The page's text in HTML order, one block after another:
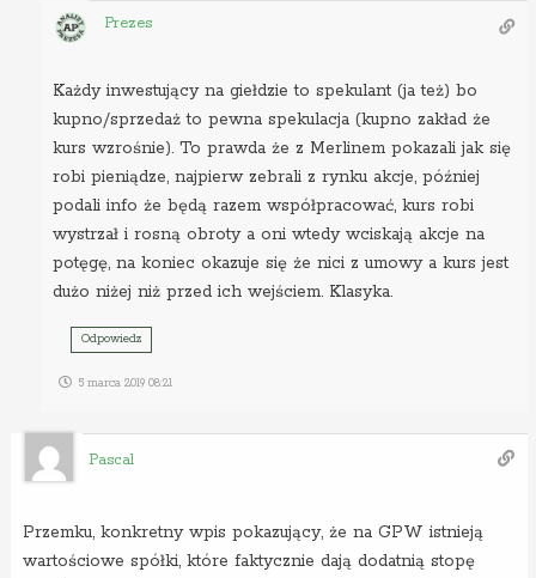
Prezes
Każdy inwestujący na giełdzie to spekulant (ja też) bo
kupno/sprzedaż to pewna spekulacja (kupno zakład że
kurs wzrośnie). To prawda że z Merlinem pokazali jak się
robi pieniądze, najpierw zebrali z rynku akcje, później
podali info że będą razem współpracować, kurs robi
wystrzał i rosną obroty a oni wtedy wciskają akcje na
potęgę, na koniec okazuje się że nici z umowy a kurs jest
dużo niżej niż przed ich wejściem. Klasyka.
Odpowiedz
5 marca 2019 08:21
Pascal
Przemku, konkretny wpis pokazujący, że na GPW istnieją
wartościowe spółki, które faktycznie dają dodatnią stopę